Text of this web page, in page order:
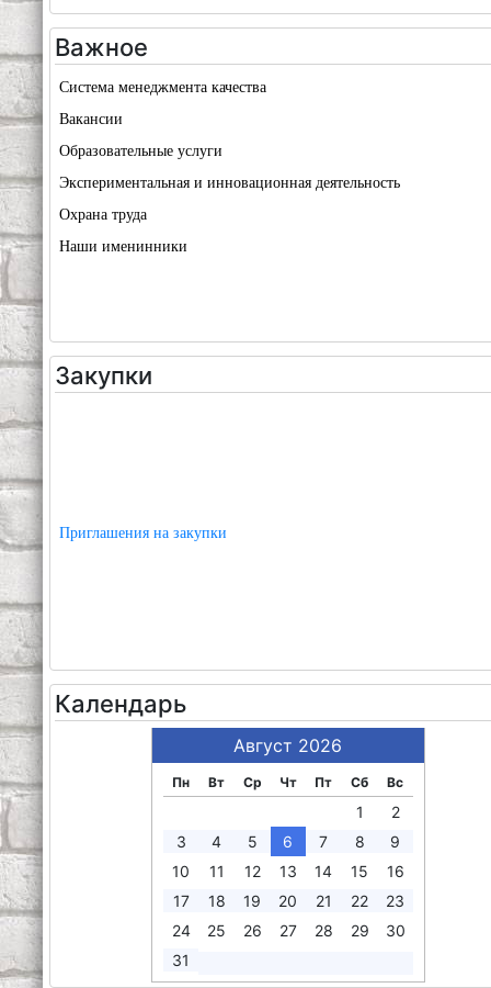
Важное
Система менеджмента качества
Вакансии
Образовательные услуги
Экспериментальная и инновационная деятельность
Охрана труда
Наши именинники
Закупки
Приглашения на закупки
Календарь
Август 2026
Пн Вт Ср Чт Пт Сб Вс
1
2
3
4 5 6 7 8
9
10
11 12 13 14 15
16
17
18 19 20 21 22
23
24
25 26 27 28 29
30
31